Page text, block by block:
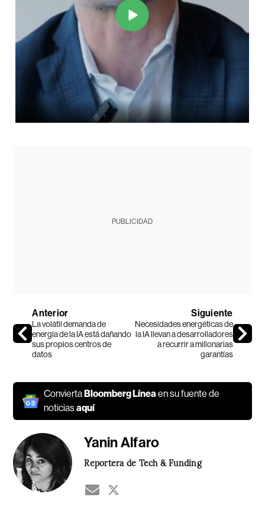
PUBLICIDAD
Anterior
La volátil demanda de
energía de la IA está dañando
sus propios centros de
datos
Siguiente
Necesidades energéticas de
la IA llevan a desarrolladores
a recurrir a millonarias
garantías
Convierta Bloomberg Líneaen su fuente de
noticiasaquí
Yanin Alfaro
Reportera de Tech & Funding